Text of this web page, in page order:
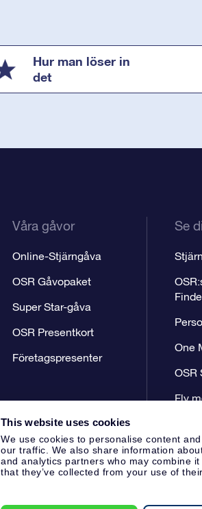
This website uses cookies
We use cookies to personalise content
our traffic. We also share information
and analytics partners who may combine
that they’ve collected from your use of
Hur man löser in
det
Våra gåvor
Online-Stjärngåva
OSR Gåvopaket
Super Star-gåva
OSR Presentkort
Företagspresenter
Se
One
OSR
Fly